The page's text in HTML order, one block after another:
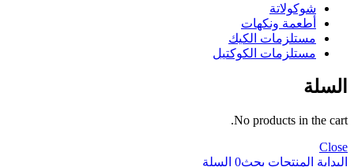
شوكولاتة
أطعمة ونكهات
مستلزمات الكيك
مستلزمات الكوكتيل
السلة
No products in the cart.
Close
البداية المنتجات بحث0 السلة